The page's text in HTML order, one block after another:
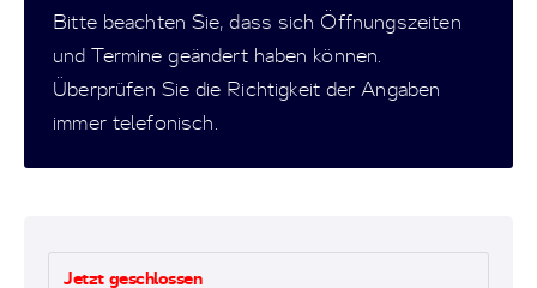
Bitte beachten Sie, dass sich Öffnungszeiten
und Termine geändert haben können.
Überprüfen Sie die Richtigkeit der Angaben
immer telefonisch.
Jetzt geschlossen